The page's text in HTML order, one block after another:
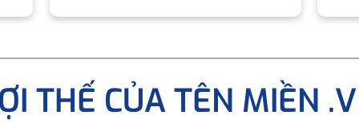
THẾ CỦA TÊN MIỀN